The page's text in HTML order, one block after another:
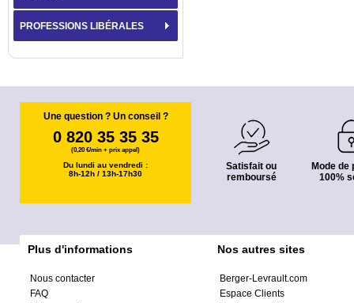
PROFESSIONS LIBÉRALES
Une question ? Un conseil ?
0 820 35 35 35
(0,20 €/min + prix appel)
Du lundi au vendredi :
8h-12h / 13h-17h30
Satisfait ou
remboursé
Mode de
100%
Plus d'informations
Nous contacter
FAQ
Nos autres sites
Berger-Levrault.com
Espace Clients